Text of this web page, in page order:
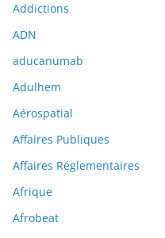
Addictions
ADN
aducanumab
Adulhem
Aérospatial
Affaires Publiques
Affaires Réglementaires
Afrique
Afrobeat